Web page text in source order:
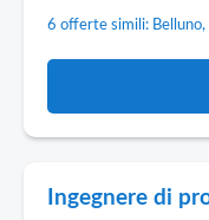
6 offerte simili: Belluno,
Ingegnere di